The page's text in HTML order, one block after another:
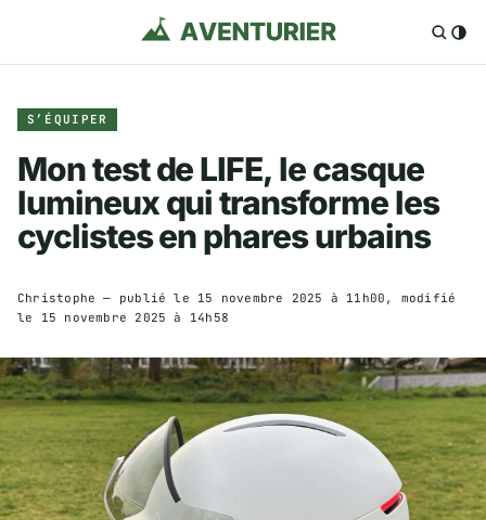
S’ÉQUIPER
Mon test de LIFE, le casque
lumineux qui transforme les
cyclistes en phares urbains
Christophe — publié le 15 novembre 2025 à 11h00 , modifié
le 15 novembre 2025 à 14h58